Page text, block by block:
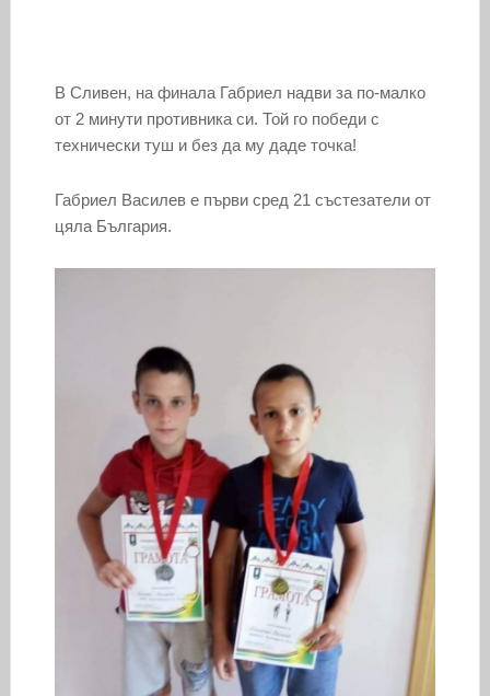
В Сливен, на финала Габриел надви за по-малко
от 2 минути противника си. Той го победи с
технически туш и без да му даде точка!
Габриел Василев е първи сред 21 състезатели от
цяла България.